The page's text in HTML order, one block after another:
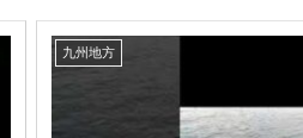
九州地方